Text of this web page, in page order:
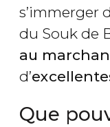
s’immerger
du Souk de
au
d’
Que